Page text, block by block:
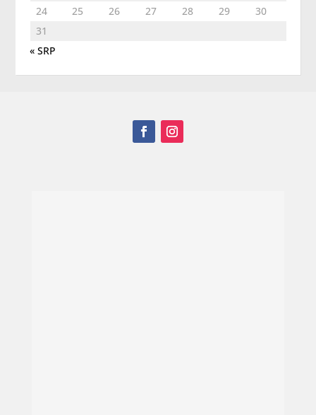
24
25 26 27 28 29
30
31
« SRP